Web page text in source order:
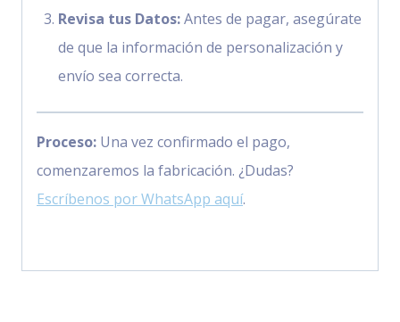
Revisa tus Datos:Antes de pagar, asegúrate
de que la información de personalización y
envío sea correcta.
Proceso: Una vez confirmado el pago,
comenzaremos la fabricación. ¿Dudas?
Escríbenos por WhatsApp aquí.